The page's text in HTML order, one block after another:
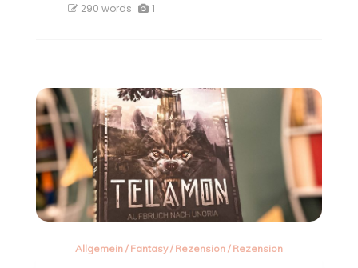
290 words
1
Allgemein/ Fantasy/ Rezension/ Rezension